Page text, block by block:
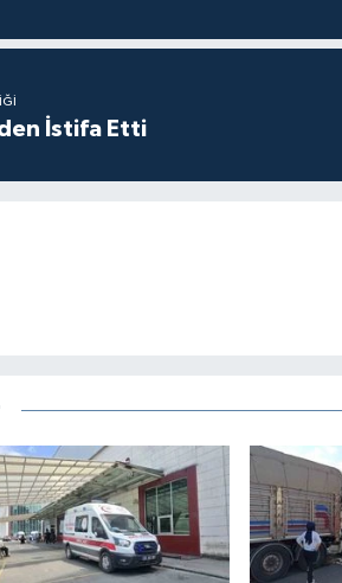
İstifa Etti